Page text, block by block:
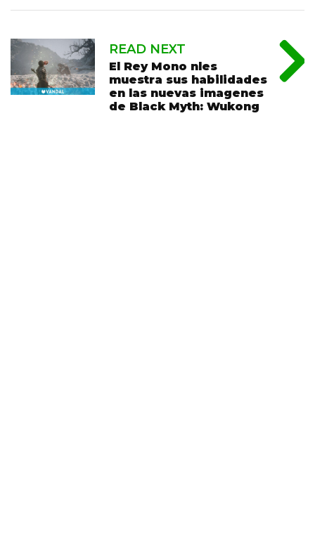
READ NEXT
El Rey Mono nles
muestra sus habilidades
en las nuevas imagenes
de Black Myth: Wukong